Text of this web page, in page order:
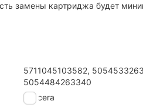
замены картриджа будет
5711045103582,
5054484263340
Kyocera